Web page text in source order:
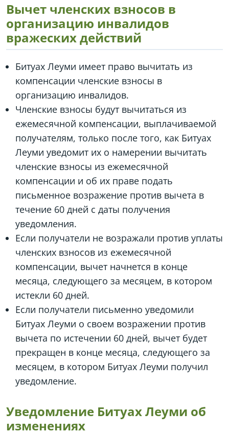
Вычет членских взносов в
организацию инвалидов
вражеских действий
Битуах Леуми имеет право вычитать из
компенсации членские взносы в
организацию инвалидов.
Членские взносы будут вычитаться из
ежемесячной компенсации, выплачиваемой
получателям, только после того, как Битуах
Леуми уведомит их о намерении вычитать
членские взносы из ежемесячной
компенсации и об их праве подать
письменное возражение против вычета в
течение 60 дней с даты получения
уведомления.
Если получатели не возражали против уплаты
членских взносов из ежемесячной
компенсации, вычет начнется в конце
месяца, следующего за месяцем, в котором
истекли 60 дней.
Если получатели письменно уведомили
Битуах Леуми о своем возражении против
вычета по истечении 60 дней, вычет будет
прекращен в конце месяца, следующего за
месяцем, в котором Битуах Леуми получил
уведомление.
Уведомление Битуах Леуми об
изменениях